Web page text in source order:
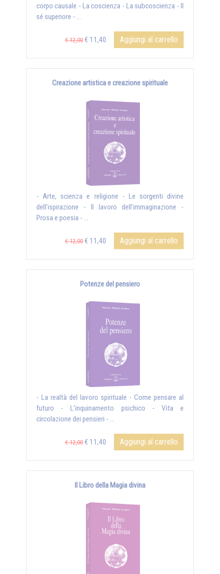
corpo causale - La coscienza - La subcoscienza - Il
sé superiore - ...
€ 12,00 € 11,40 Aggiungi al carrello
Creazione artistica e creazione spirituale
- Arte, scienza e religione - Le sorgenti divine
dell’ispirazione - Il lavoro dell’immaginazione -
Prosa e poesia - ...
€ 12,00 € 11,40 Aggiungi al carrello
Potenze del pensiero
- La realtà del lavoro spirituale - Come pensare al
futuro - L’inquinamento psichico - Vita e
circolazione dei pensieri - ...
€ 12,00 € 11,40 Aggiungi al carrello
Il Libro della Magia divina